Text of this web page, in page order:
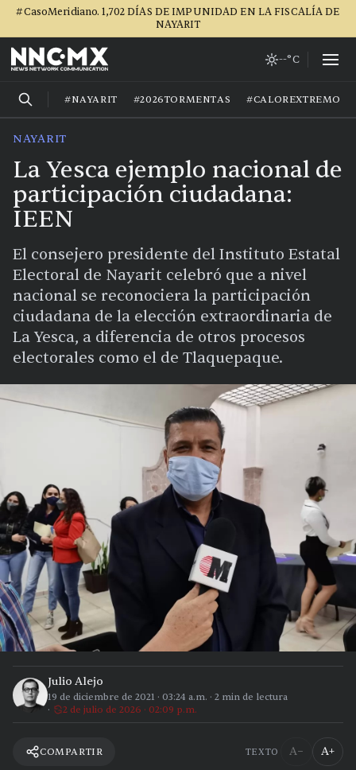
#CasoMeridiano. 1,702 DÍAS DE IMPUNIDAD EN LA FISCALÍA DE
NAYARIT
--°C
#NAYARIT #2026TORMENTAS #CALOREXTREMO
NAYARIT
La Yesca ejemplo nacional de
participación ciudadana:
IEEN
El consejero presidente del Instituto Estatal
Electoral de Nayarit celebró que a nivel
nacional se reconociera la participación
ciudadana de la elección extraordinaria de
La Yesca, a diferencia de otros procesos
electorales como el de Tlaquepaque.
Julio Alejo
19 de diciembre de 2021 · 03:24 a.m. · 2 min de lectura
2 de julio de 2026 · 02:09 p.m.
COMPARTIR TEXTO A− A+